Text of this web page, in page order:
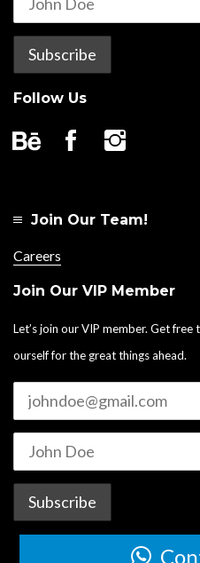
Follow Us
Join Our Team!
Careers
Join Our VIP Member
Let’s join our VIP member. Get
ourself for the great things ahead.